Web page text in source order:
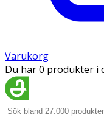
Varukorg
Du har 0 produkter i